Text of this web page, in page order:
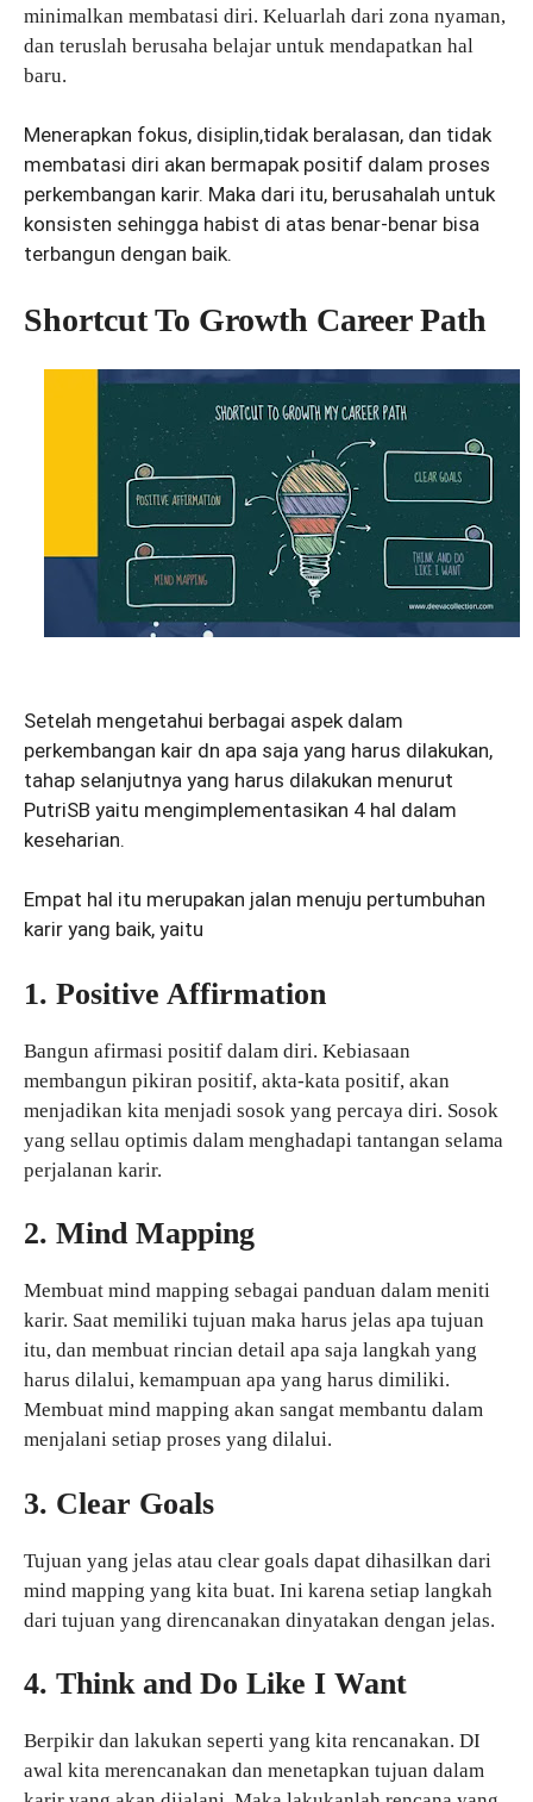
minimalkan membatasi diri. Keluarlah dari zona nyaman,
dan teruslah berusaha belajar untuk mendapatkan hal
baru.
Menerapkan fokus, disiplin,tidak beralasan, dan tidak
membatasi diri akan bermapak positif dalam proses
perkembangan karir. Maka dari itu, berusahalah untuk
konsisten sehingga habist di atas benar-benar bisa
terbangun dengan baik.
Shortcut To Growth Career Path
Setelah mengetahui berbagai aspek dalam
perkembangan kair dn apa saja yang harus dilakukan,
tahap selanjutnya yang harus dilakukan menurut
PutriSB yaitu mengimplementasikan 4 hal dalam
keseharian.
Empat hal itu merupakan jalan menuju pertumbuhan
karir yang baik, yaitu
1. Positive Affirmation
Bangun afirmasi positif dalam diri. Kebiasaan
membangun pikiran positif, akta-kata positif, akan
menjadikan kita menjadi sosok yang percaya diri. Sosok
yang sellau optimis dalam menghadapi tantangan selama
perjalanan karir.
2. Mind Mapping
Membuat mind mapping sebagai panduan dalam meniti
karir. Saat memiliki tujuan maka harus jelas apa tujuan
itu, dan membuat rincian detail apa saja langkah yang
harus dilalui, kemampuan apa yang harus dimiliki.
Membuat mind mapping akan sangat membantu dalam
menjalani setiap proses yang dilalui.
3. Clear Goals
Tujuan yang jelas atau clear goals dapat dihasilkan dari
mind mapping yang kita buat. Ini karena setiap langkah
dari tujuan yang direncanakan dinyatakan dengan jelas.
4. Think and Do Like I Want
Berpikir dan lakukan seperti yang kita rencanakan. DI
awal kita merencanakan dan menetapkan tujuan dalam